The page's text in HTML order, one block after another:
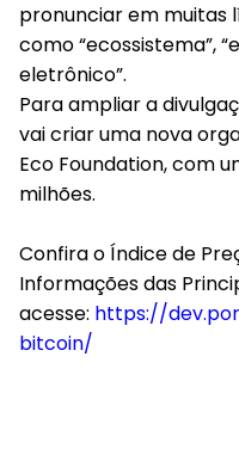
pronunciar em muitas
como “ecossistema”,
eletrônico”.
Para ampliar a
vai criar uma nova
Eco Foundation, com
milhões.
Confira o Índice de
Informações das
acesse: https://
bitcoin/